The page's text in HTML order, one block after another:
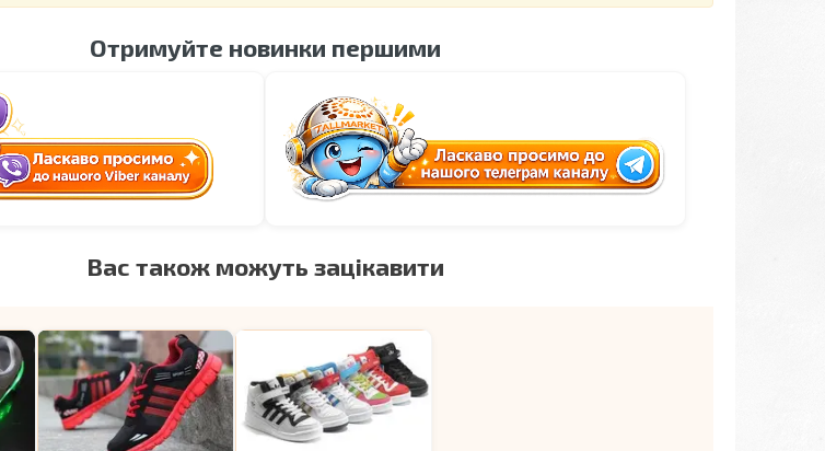
Отримуйте новинки першими
Вас також можуть зацікавити